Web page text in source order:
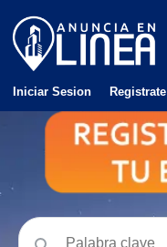
Iniciar Sesion Registrate